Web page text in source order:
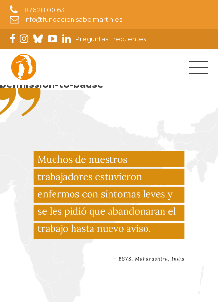
876 28 00 63
info@fundacionisabelmartin.es
Preguntas Frecuentes
Imagen siguiente
permission-to-pause